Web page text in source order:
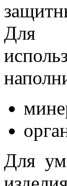
Для
Для